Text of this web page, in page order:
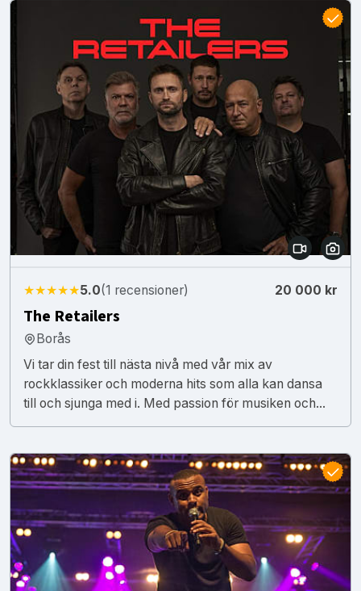
★★★★★5.0(1 recensioner) 20 000 kr
The Retailers
Borås
Vi tar din fest till nästa nivå med vår mix av
rockklassiker och moderna hits som alla kan dansa
till och sjunga med i. Med passion för musiken och...